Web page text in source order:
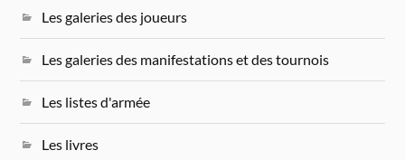
Les galeries des joueurs
Les galeries des manifestations et des tournois
Les listes d'armée
Les livres